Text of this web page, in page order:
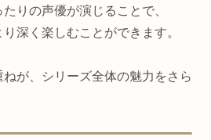
りの声優が演じることで、
深く楽しむことができます。
が、シリーズ全体の魅力をさら